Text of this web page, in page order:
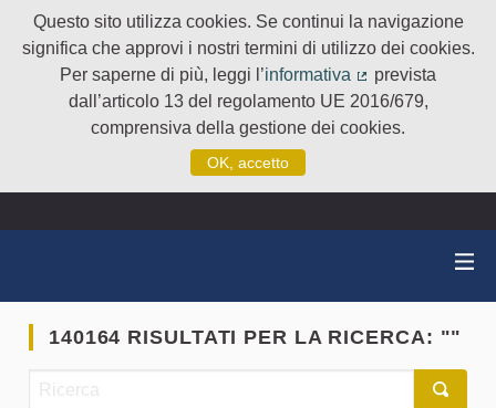
Questo sito utilizza cookies. Se continui la navigazione
significa che approvi i nostri termini di utilizzo dei cookies.
Per saperne di più, leggi l’informativa
(Collegamento
prevista
dall’articolo 13 del regolamento UE 2016/679,
comprensiva della gestione dei cookies.
OK, accetto
140164 RISULTATI PER LA RICERCA: ""